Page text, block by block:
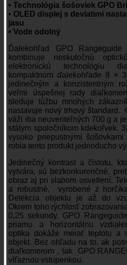
• Technológia šošoviek GPO
• OLED displej s deviatimi
jasu
• Vode odolný
Ďalekohľad GPO
kombinuje neskutočnú
elektronickú technológiu
kompaktnom ďalekohľade 8 ×
jedinečným a konzistentným
veľmi úspešnej rady
sleduje túžbu mnohých
nastavuje nový trhový štandard.
váži iba neuveriteľných 700 g a
stálym spoločníkom kdekoľvek.
vysoko priepustnými
robia tento produkt jednoducho
Jedinečný kontrast a čistotu,
vytvára, sú bezkonkurenčné,
obraz aj pri slabom osvetlení.
a robustné, vyrobené z
Detekcia objektu je až do
Okrem toho rýchlosť
0,25 sekundy. GPO
priamu a horizontálnu
optika dokáže merať teplotu a
objekt. Bez ohľadu na to, ak
diaľkomerom , tak GPO
víťaznou vstupenkou.